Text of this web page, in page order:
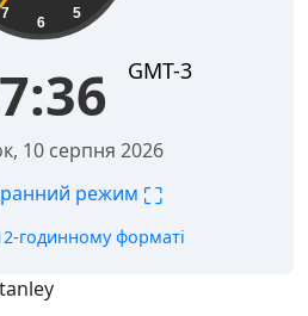
5
6
7
GMT-3
10 серпня 2026
режим ⛶
годинному форматі